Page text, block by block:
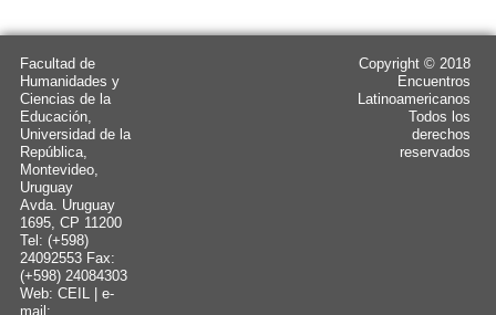
Facultad de
Humanidades y
Ciencias de la
Educación,
Universidad de la
República,
Montevideo,
Uruguay
Avda. Uruguay
1695, CP 11200
Tel: (+598)
24092553 Fax:
(+598) 24084303
Web: CEIL | e-
mail:
Copyright © 2018
Encuentros
Latinoamericanos
Todos los
derechos
reservados